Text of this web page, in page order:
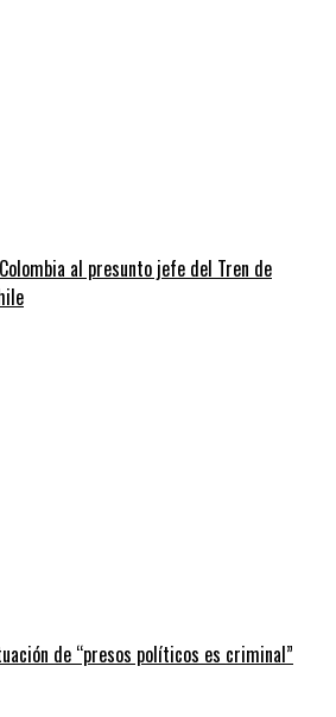
al presunto jefe del Tren de
de “presos políticos es criminal”